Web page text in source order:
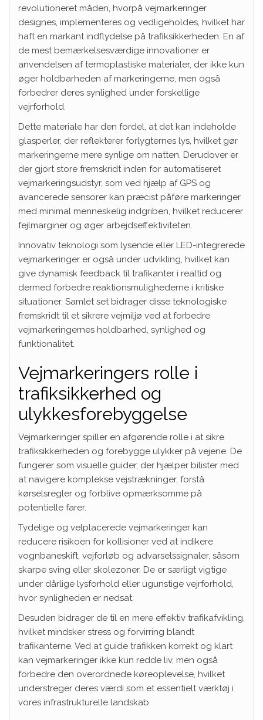
revolutioneret måden, hvorpå vejmarkeringer
designes, implementeres og vedligeholdes, hvilket har
haft en markant indflydelse på trafiksikkerheden. En af
de mest bemærkelsesværdige innovationer er
anvendelsen af termoplastiske materialer, der ikke kun
øger holdbarheden af markeringerne, men også
forbedrer deres synlighed under forskellige
vejrforhold.
Dette materiale har den fordel, at det kan indeholde
glasperler, der reflekterer forlygternes lys, hvilket gør
markeringerne mere synlige om natten. Derudover er
der gjort store fremskridt inden for automatiseret
vejmarkeringsudstyr, som ved hjælp af GPS og
avancerede sensorer kan præcist påføre markeringer
med minimal menneskelig indgriben, hvilket reducerer
fejlmarginer og øger arbejdseffektiviteten.
Innovativ teknologi som lysende eller LED-integrerede
vejmarkeringer er også under udvikling, hvilket kan
give dynamisk feedback til trafikanter i realtid og
dermed forbedre reaktionsmulighederne i kritiske
situationer. Samlet set bidrager disse teknologiske
fremskridt til et sikrere vejmiljø ved at forbedre
vejmarkeringernes holdbarhed, synlighed og
funktionalitet.
Vejmarkeringers rolle i
trafiksikkerhed og
ulykkesforebyggelse
Vejmarkeringer spiller en afgørende rolle i at sikre
trafiksikkerheden og forebygge ulykker på vejene. De
fungerer som visuelle guider, der hjælper bilister med
at navigere komplekse vejstrækninger, forstå
kørselsregler og forblive opmærksomme på
potentielle farer.
Tydelige og velplacerede vejmarkeringer kan
reducere risikoen for kollisioner ved at indikere
vognbaneskift, vejforløb og advarselssignaler, såsom
skarpe sving eller skolezoner. De er særligt vigtige
under dårlige lysforhold eller ugunstige vejrforhold,
hvor synligheden er nedsat.
Desuden bidrager de til en mere effektiv trafikafvikling,
hvilket mindsker stress og forvirring blandt
trafikanterne. Ved at guide trafikken korrekt og klart
kan vejmarkeringer ikke kun redde liv, men også
forbedre den overordnede køreoplevelse, hvilket
understreger deres værdi som et essentielt værktøj i
vores infrastrukturelle landskab.